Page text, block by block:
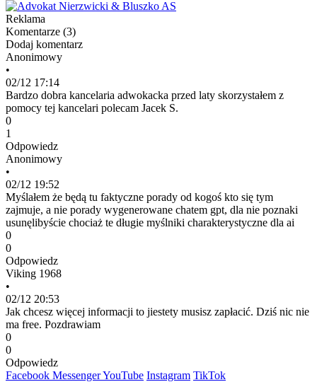
Reklama
Komentarze (3)
Dodaj komentarz
Anonimowy
•
02/12 17:14
Bardzo dobra kancelaria adwokacka przed laty skorzystałem z
pomocy tej kancelari polecam Jacek S.
0
1
Odpowiedz
Anonimowy
•
02/12 19:52
Myślałem że będą tu faktyczne porady od kogoś kto się tym
zajmuje, a nie porady wygenerowane chatem gpt, dla nie poznaki
usunęlibyście chociaż te długie myślniki charakterystyczne dla ai
0
0
Odpowiedz
Viking 1968
•
02/12 20:53
Jak chcesz więcej informacji to jiestety musisz zapłacić. Dziś nic nie
ma free. Pozdrawiam
0
0
Odpowiedz
Facebook MessengerYouTube Instagram TikTok